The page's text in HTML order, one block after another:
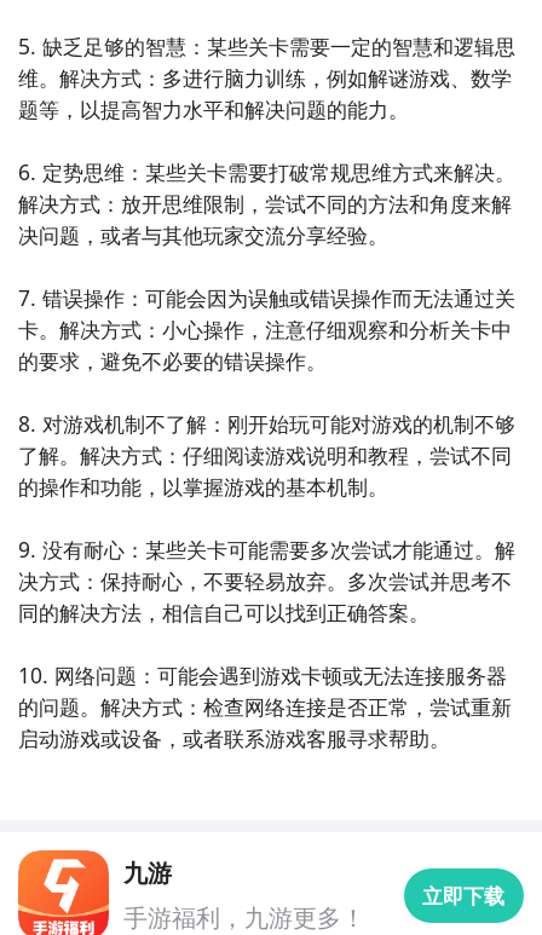
3、选择好之后直接发给好友，好友点击进来就能挑战
了。
以上就是头脑王者发起挑战方法介绍，怎么样，是不是
5. 缺乏足够的智慧：某些关卡需要一定的智慧和逻辑思
维。解决方式：多进行脑力训练，例如解谜游戏、数学
题等，以提高智力水平和解决问题的能力。
6. 定势思维：某些关卡需要打破常规思维方式来解决。
解决方式：放开思维限制，尝试不同的方法和角度来解
决问题，或者与其他玩家交流分享经验。
7. 错误操作：可能会因为误触或错误操作而无法通过关
卡。解决方式：小心操作，注意仔细观察和分析关卡中
的要求，避免不必要的错误操作。
8. 对游戏机制不了解：刚开始玩可能对游戏的机制不够
了解。解决方式：仔细阅读游戏说明和教程，尝试不同
的操作和功能，以掌握游戏的基本机制。
9. 没有耐心：某些关卡可能需要多次尝试才能通过。解
决方式：保持耐心，不要轻易放弃。多次尝试并思考不
同的解决方法，相信自己可以找到正确答案。
10. 网络问题：可能会遇到游戏卡顿或无法连接服务器
的问题。解决方式：检查网络连接是否正常，尝试重新
启动游戏或设备，或者联系游戏客服寻求帮助。
九游
手游福利，九游更多！
立即下载